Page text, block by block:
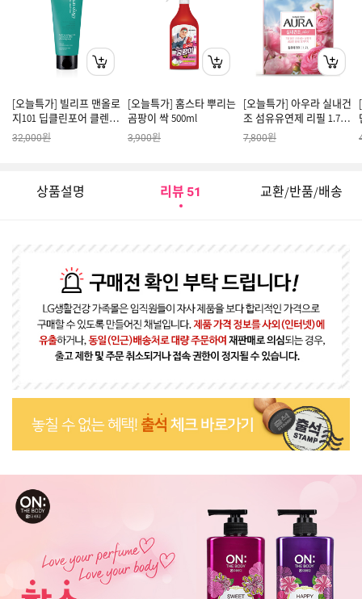
[오늘특가] 빌리프 맨올로
지101 딥클린포어 클렌징
솝 160ml
32,000원
[오늘특가] 홈스타 뿌리는
곰팡이 싹 500ml
3,900원
[오늘특가] 아우라 실내건
조 섬유유연제 리필 1.7L
윌유메리미
7,800원
상품설명 리뷰 51 교환/반품/배송